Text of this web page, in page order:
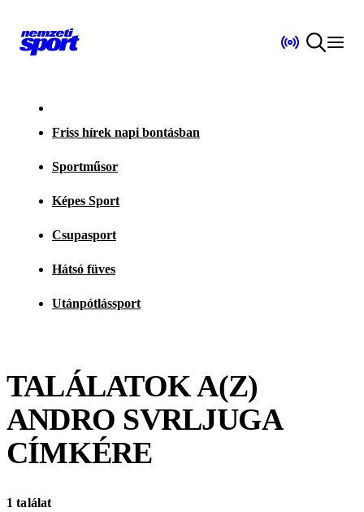
Friss hírek napi bontásban
Sportműsor
Képes Sport
Csupasport
Hátsó füves
Utánpótlássport
TALÁLATOK A(Z)
ANDRO SVRLJUGA
CÍMKÉRE
1 találat